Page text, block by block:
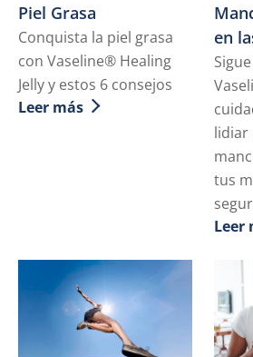
Piel Grasa
Conquista la piel grasa
con Vaseline® Healing
Jelly y estos 6 consejos
Discover more about Cómo
Leer más
en
lidiar
tus
Leer